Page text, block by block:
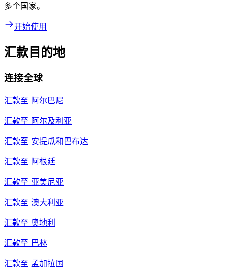
多个国家。
开始使用
汇款目的地
连接全球
汇款至 阿尔巴尼
汇款至 阿尔及利亚
汇款至 安提瓜和巴布达
汇款至 阿根廷
汇款至 亚美尼亚
汇款至 澳大利亚
汇款至 奥地利
汇款至 巴林
汇款至 孟加拉国